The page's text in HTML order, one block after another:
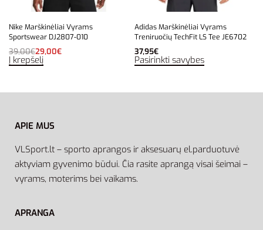
Nike Marškinėliai Vyrams
Sportswear DJ2807-010
39,00€29,00€
Į krepšelį
Adidas Marškinėliai Vyrams
Treniruočių TechFit LS Tee JE6702
37,95€
Pasirinkti savybes
APIE MUS
VLSport.lt – sporto aprangos ir aksesuarų el.parduotuvė
aktyviam gyvenimo būdui. Čia rasite aprangą visai šeimai –
vyrams, moterims bei vaikams.
APRANGA